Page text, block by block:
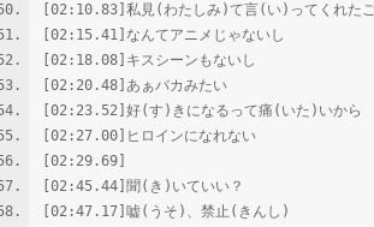
[02:10.83]私見(わたしみ)て言(い)ってくれた
[02:15.41]なんてアニメじゃないし
[02:18.08]キスシーンもないし
[02:20.48]あぁバカみたい
[02:23.52]好(す)きになるって痛(いた)いから
[02:27.00]ヒロインになれない
[02:29.69]
[02:45.44]聞(き)いていい？
[02:47.17]嘘(うそ)、禁止(きんし)